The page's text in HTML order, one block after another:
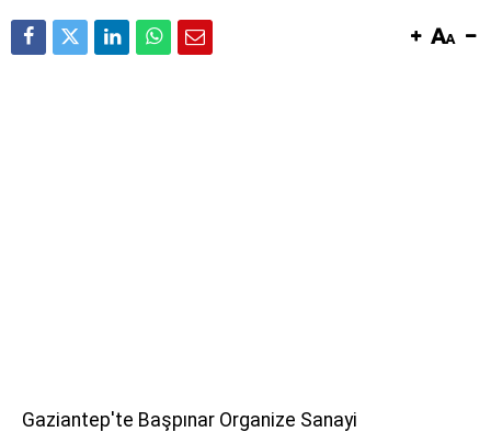
Gaziantep'te Başpınar Organize Sanayi